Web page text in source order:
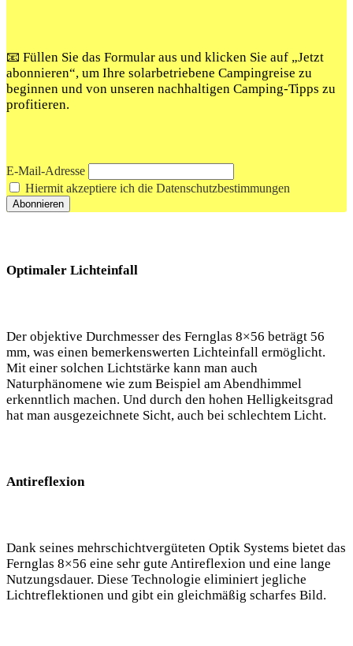
📧 Füllen Sie das Formular aus und klicken Sie auf „Jetzt
abonnieren“, um Ihre solarbetriebene Campingreise zu
beginnen und von unseren nachhaltigen Camping-Tipps zu
profitieren.
E-Mail-Adresse
Hiermit akzeptiere ich die Datenschutzbestimmungen
Optimaler Lichteinfall
Der objektive Durchmesser des Fernglas 8×56 beträgt 56
mm, was einen bemerkenswerten Lichteinfall ermöglicht.
Mit einer solchen Lichtstärke kann man auch
Naturphänomene wie zum Beispiel am Abendhimmel
erkenntlich machen. Und durch den hohen Helligkeitsgrad
hat man ausgezeichnete Sicht, auch bei schlechtem Licht.
Antireflexion
Dank seines mehrschichtvergüteten Optik Systems bietet das
Fernglas 8×56 eine sehr gute Antireflexion und eine lange
Nutzungsdauer. Diese Technologie eliminiert jegliche
Lichtreflektionen und gibt ein gleichmäßig scharfes Bild.